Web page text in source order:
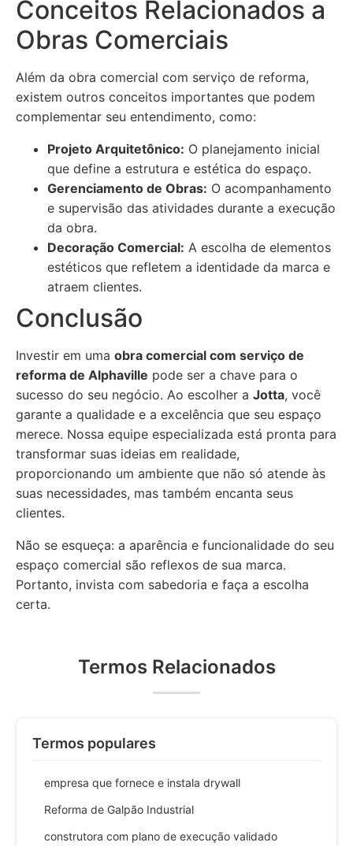
Conceitos Relacionados a
Obras Comerciais
Além da obra comercial com serviço de reforma,
existem outros conceitos importantes que podem
complementar seu entendimento, como:
Projeto Arquitetônico: O planejamento inicial
que define a estrutura e estética do espaço.
Gerenciamento de Obras: O acompanhamento
e supervisão das atividades durante a execução
da obra.
Decoração Comercial: A escolha de elementos
estéticos que refletem a identidade da marca e
atraem clientes.
Conclusão
Investir em uma obra comercial com serviço de
reforma de Alphaville pode ser a chave para o
sucesso do seu negócio. Ao escolher a Jotta, você
garante a qualidade e a excelência que seu espaço
merece. Nossa equipe especializada está pronta para
transformar suas ideias em realidade,
proporcionando um ambiente que não só atende às
suas necessidades, mas também encanta seus
clientes.
Não se esqueça: a aparência e funcionalidade do seu
espaço comercial são reflexos de sua marca.
Portanto, invista com sabedoria e faça a escolha
certa.
Termos Relacionados
Termos populares
empresa que fornece e instala drywall
Reforma de Galpão Industrial
construtora com plano de execução validado